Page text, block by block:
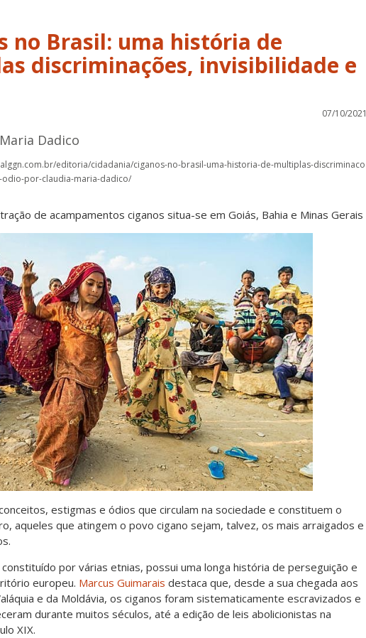
no Brasil: uma história de
discriminações, invisibilidade e
07/10/2021
Dadico
editoria/cidadania/ciganos-no-brasil-uma-historia-de-multiplas-discriminaco
odio-por-claudia-maria-dadico/
de acampamentos ciganos situa-se em Goiás, Bahia e Minas Gerais
estigmas e ódios que circulam na sociedade e constituem o
aqueles que atingem o povo cigano sejam, talvez, os mais arraigados e
por várias etnias, possui uma longa história de perseguição e
europeu. Marcus Guimarais destaca que, desde a sua chegada aos
e da Moldávia, os ciganos foram sistematicamente escravizados e
durante muitos séculos, até a edição de leis abolicionistas na
XIX.